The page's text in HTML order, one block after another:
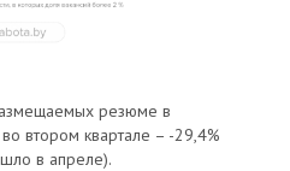
резюме в
втором квартале – -29,4%
в апреле).